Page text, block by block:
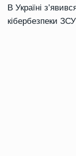
В Україні
кібербезпеки ЗСУ